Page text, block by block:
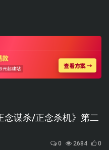
念谋杀/正念杀机》第二
0 2684 0